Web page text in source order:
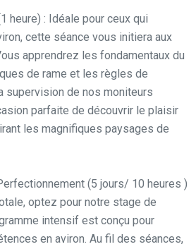
heure) : Idéale pour ceux qui
cette séance vous initiera aux
apprendrez les fondamentaux du
de rame et les règles de
supervision de nos moniteurs
parfaite de découvrir le plaisir
les magnifiques paysages de
(5 jours/ 10 heures )
optez pour notre stage de
intensif est conçu pour
en aviron. Au fil des séances,